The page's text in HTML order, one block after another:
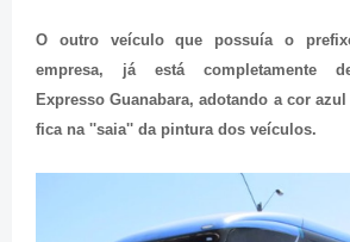
O outro veículo que possuía o
empresa, já está completamente
Expresso Guanabara, adotando a cor
fica na ''saia'' da pintura dos veículos.